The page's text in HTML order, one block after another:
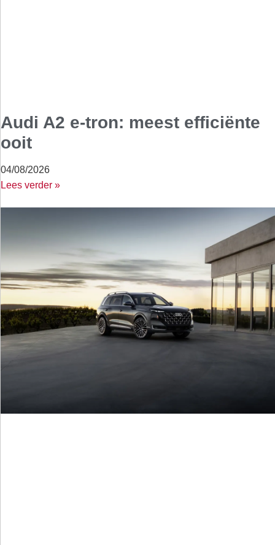
Audi A2 e-tron: meest efficiënte
ooit
04/08/2026
Lees verder »